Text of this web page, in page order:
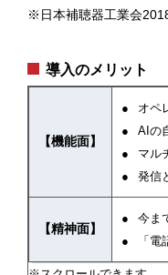
※日本補聴器工業会
導入のメリット
【機能面】
オペ
AIの
マル
発信
【精神面】
今ま
「